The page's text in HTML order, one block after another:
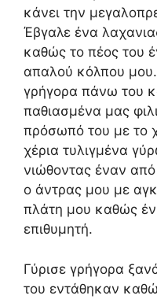
κάνει την
Έβγαλε ένα
καθώς το πέος του
απαλού κόλπου
γρήγορα πάνω του
παθιασμένα μας
πρόσωπό του με το
χέρια τυλιγμένα
νιώθοντας έναν
ο άντρας μου με
πλάτη μου καθώς
επιθυμητή.
Γύρισε γρήγορα
του εντάθηκαν